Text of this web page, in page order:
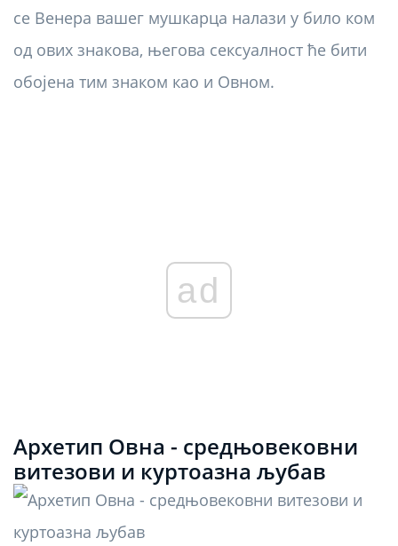
се Венера вашег мушкарца налази у било ком
од ових знакова, његова сексуалност ће бити
обојена тим знаком као и Овном.
ad
Архетип Овна - средњовековни
витезови и куртоазна љубав